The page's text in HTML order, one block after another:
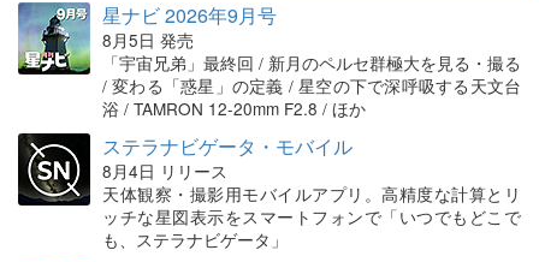
星ナビ 2026年9月号
8月5日 発売
「宇宙兄弟」最終回 / 新月のペルセ群極大を見る・撮る
/ 変わる「惑星」の定義 / 星空の下で深呼吸する天文台
浴 / TAMRON 12-20mm F2.8 / ほか
ステラナビゲータ・モバイル
8月4日 リリース
天体観察・撮影用モバイルアプリ。高精度な計算とリ
ッチな星図表示をスマートフォンで「いつでもどこで
も、ステラナビゲータ」